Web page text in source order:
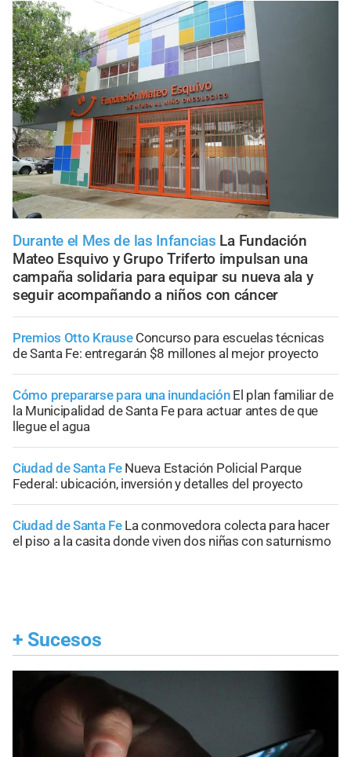
Durante el Mes de las Infancias La Fundación
Mateo Esquivo y Grupo Triferto impulsan una
campaña solidaria para equipar su nueva ala y
seguir acompañando a niños con cáncer
Premios Otto Krause Concurso para escuelas técnicas
de Santa Fe: entregarán $8 millones al mejor proyecto
Cómo prepararse para una inundación El plan familiar de
la Municipalidad de Santa Fe para actuar antes de que
llegue el agua
Ciudad de Santa Fe Nueva Estación Policial Parque
Federal: ubicación, inversión y detalles del proyecto
Ciudad de Santa Fe La conmovedora colecta para hacer
el piso a la casita donde viven dos niñas con saturnismo
+ Sucesos